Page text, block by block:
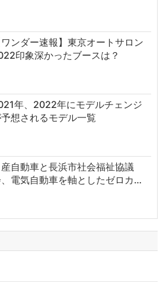
ワンダー速報】東京オートサロン
印象深かったブースは？
年、2022年にモデルチェンジ
想されるモデル一覧
産自動車と長浜市社会福祉協議
電気自動車を軸としたゼロカ…